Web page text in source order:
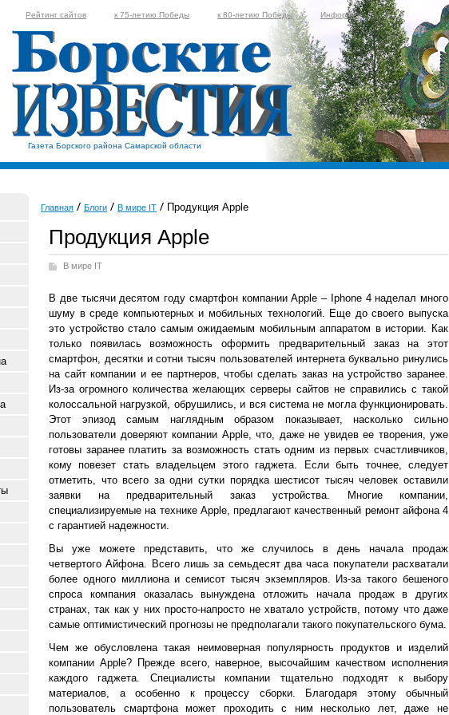
Рейтинг сайтов к 75-летию Победы к 80-летию Победы Информер
Газета Борского района Самарской области
Главная Блоги В мире IT Продукция Apple
Продукция Apple
В мире IT
В две тысячи десятом году смартфон компании Apple – Iphone 4 наделал много
шуму в среде компьютерных и мобильных технологий. Еще до своего выпуска
это устройство стало самым ожидаемым мобильным аппаратом в истории. Как
только появилась возможность оформить предварительный заказ на этот
смартфон, десятки и сотни тысяч пользователей интернета буквально ринулись
на сайт компании и ее партнеров, чтобы сделать заказ на устройство заранее.
Из-за огромного количества желающих серверы сайтов не справились с такой
колоссальной нагрузкой, обрушились, и вся система не могла функционировать.
Этот эпизод самым наглядным образом показывает, насколько сильно
пользователи доверяют компании Apple, что, даже не увидев ее творения, уже
готовы заранее платить за возможность стать одним из первых счастливчиков,
кому повезет стать владельцем этого гаджета. Если быть точнее, следует
отметить, что всего за одни сутки порядка шестисот тысяч человек оставили
заявки на предварительный заказ устройства. Многие компании,
специализируемые на технике Apple, предлагают качественный ремонт айфона 4
с гарантией надежности.
Вы уже можете представить, что же случилось в день начала продаж
четвертого Айфона. Всего лишь за семьдесят два часа покупатели расхватали
более одного миллиона и семисот тысяч экземпляров. Из-за такого бешеного
спроса компания оказалась вынуждена отложить начала продаж в других
странах, так как у них просто-напросто не хватало устройств, потому что даже
самые оптимистический прогнозы не предполагали такого покупательского бума.
Чем же обусловлена такая неимоверная популярность продуктов и изделий
компании Apple? Прежде всего, наверное, высочайшим качеством исполнения
каждого гаджета. Специалисты компании тщательно подходят к выбору
материалов, а особенно к процессу сборки. Благодаря этому обычный
пользователь смартфона может проходить с ним несколько лет, даже не